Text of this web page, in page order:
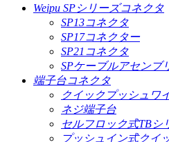
Weipu SPシリーズコネクタ
SP13コネクタ
SP17コネクター
SP21コネクタ
SPケーブルアセンブ
端子台コネクタ
クイックプッシュワ
ネジ端子台
セルフロック式TBシ
プッシュイン式クイ